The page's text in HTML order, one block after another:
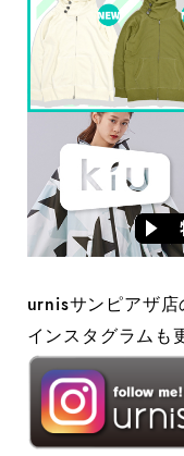
urnisサンピアザ店
インスタグラムも